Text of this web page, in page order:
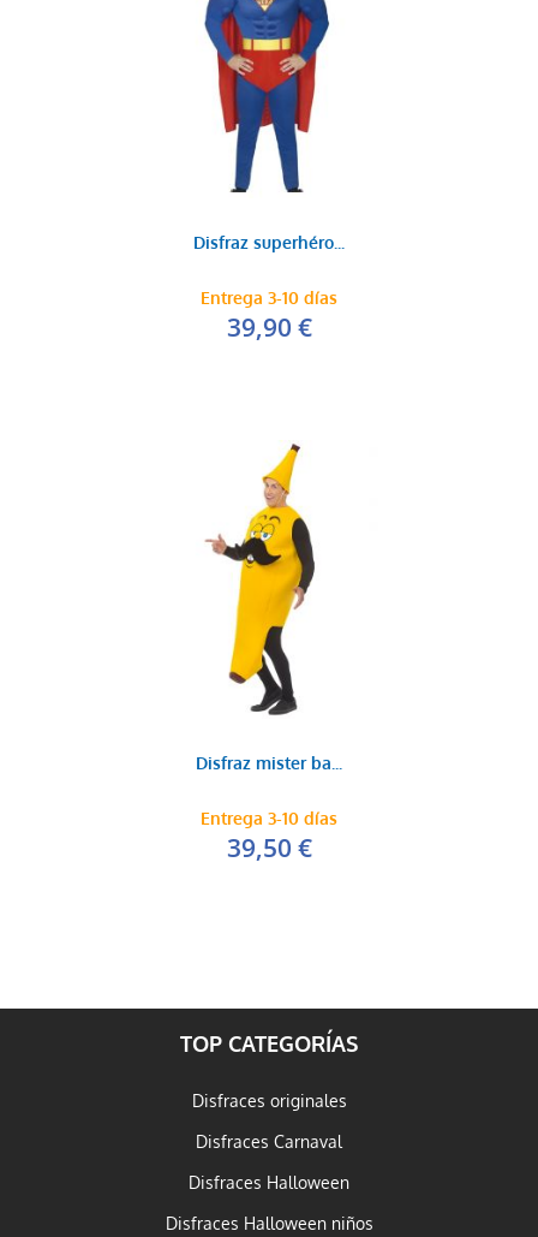
Disfraz superhéro...
Entrega 3-10 días
39,90 €
Disfraz mister ba...
Entrega 3-10 días
39,50 €
TOP CATEGORÍAS
Disfraces originales
Disfraces Carnaval
Disfraces Halloween
Disfraces Halloween niños